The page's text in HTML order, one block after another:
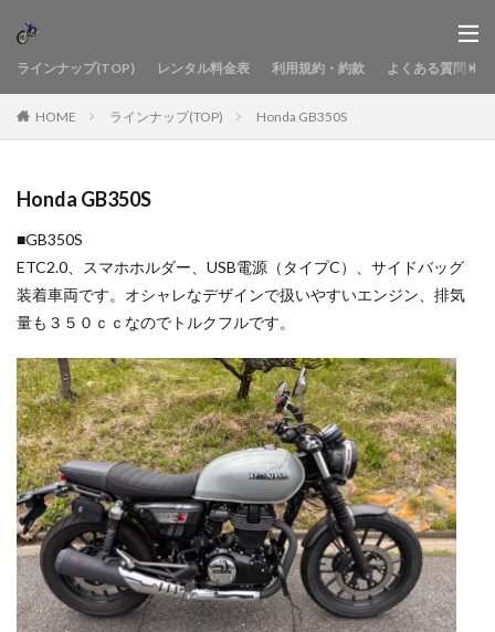
ラインナップ(TOP) レンタル料金表 利用規約・約款 よくある質問
HOME ラインナップ(TOP) Honda GB350S
Honda GB350S
■GB350S
ETC2.0、スマホホルダー、USB電源（タイプC）、サイドバッグ
装着車両です。オシャレなデザインで扱いやすいエンジン、排気
量も３５０ｃｃなのでトルクフルです。